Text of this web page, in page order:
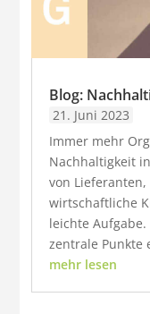
Blog:
21. Juni 2023
Immer mehr
Nachhaltigkeit
von
wirtschaftliche
leichte
zentrale Punkte
mehr lesen